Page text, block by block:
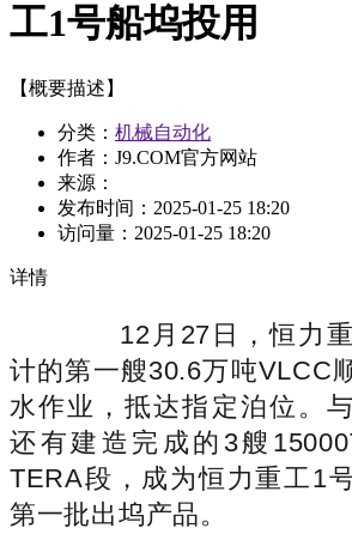
工1号船坞投用
【概要描述】
分类： 机械自动化
作者：J9.COM官方网站
来源：
发布时间： 2025-01-25 18:20
访问量： 2025-01-25 18:20
详情
12月27日，恒力重
计的第一艘30.6万吨VLCC
水作业，抵达指定泊位。
还有建造完成的3艘
TERA段，成为恒力重工1
第一批出坞产品。